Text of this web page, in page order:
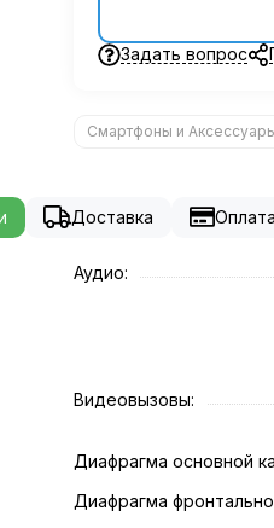
Задать вопрос
Смартфоны и
Доставка Оплата
Аудио:
Видеовызовы:
Диафрагма основной
Диафрагма